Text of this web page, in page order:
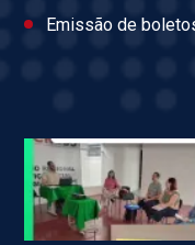
Emissão de